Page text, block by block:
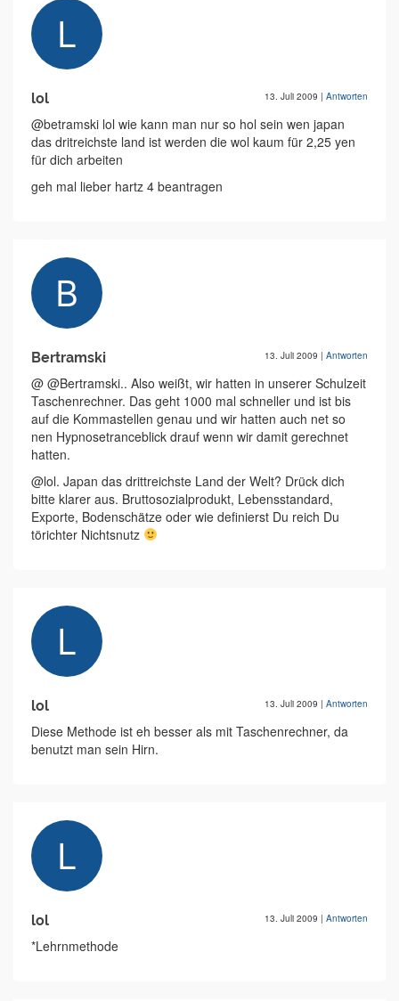
lol 13. Juli 2009 | Antworten
@betramski lol wie kann man nur so hol sein wen japan
das dritreichste land ist werden die wol kaum für 2,25 yen
für dich arbeiten
geh mal lieber hartz 4 beantragen
Bertramski 13. Juli 2009 | Antworten
@ @Bertramski.. Also weißt, wir hatten in unserer Schulzeit
Taschenrechner. Das geht 1000 mal schneller und ist bis
auf die Kommastellen genau und wir hatten auch net so
nen Hypnosetranceblick drauf wenn wir damit gerechnet
hatten.
@lol. Japan das drittreichste Land der Welt? Drück dich
bitte klarer aus. Bruttosozialprodukt, Lebensstandard,
Exporte, Bodenschätze oder wie definierst Du reich Du
törichter Nichtsnutz
lol 13. Juli 2009 | Antworten
Diese Methode ist eh besser als mit Taschenrechner, da
benutzt man sein Hirn.
lol 13. Juli 2009 | Antworten
*Lehrnmethode